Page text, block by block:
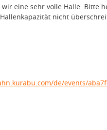
eine sehr volle Halle. Bitte
nicht
de/events/